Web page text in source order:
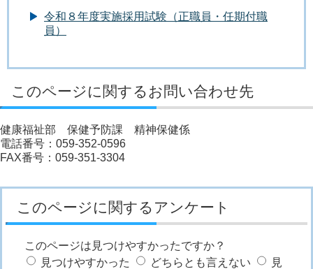
令和８年度実施採用試験（正職員・任期付職
員）
このページに関するお問い合わせ先
健康福祉部 保健予防課 精神保健係
電話番号：059-352-0596
FAX番号：059-351-3304
このページに関するアンケート
このページは見つけやすかったですか？
見つけやすかった
どちらとも言えない
見